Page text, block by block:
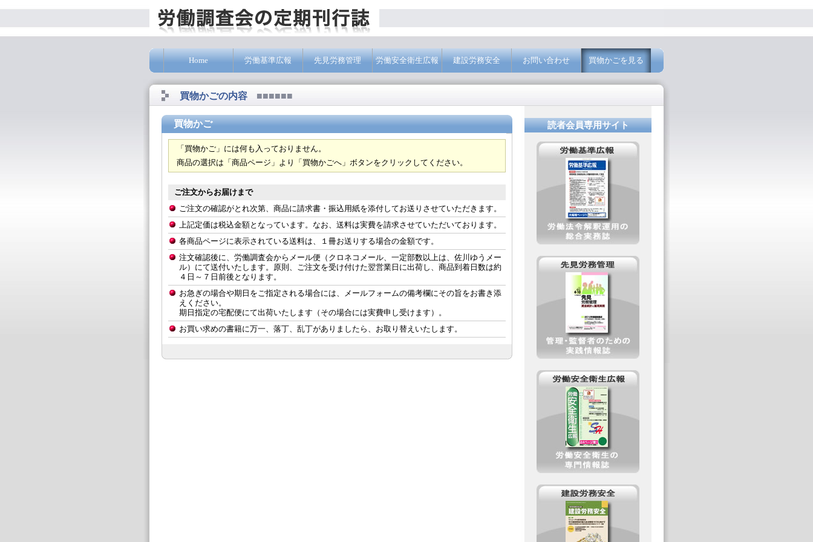
Home 労働基準広報 先見労務管理 労働安全衛生広報 建設労務安全 お問い合わせ 買物かごを見る
買物かごの内容 ■■■■■■
買物かご
「買物かご」には何も入っておりません。
商品の選択は「商品ページ」より「買物かごへ」ボタンをクリックしてください。
ご注文からお届けまで
ご注文の確認がとれ次第、商品に請求書・振込用紙を添付してお送りさせていただきます。
上記定価は税込金額となっています。なお、送料は実費を請求させていただいております。
各商品ページに表示されている送料は、１冊お送りする場合の金額です。
注文確認後に、労働調査会からメール便（クロネコメール、一定部数以上は、佐川ゆうメー
ル）にて送付いたします。原則、ご注文を受け付けた翌営業日に出荷し、商品到着日数は約
４日～７日前後となります。
お急ぎの場合や期日をご指定される場合には、メールフォームの備考欄にその旨をお書き添
えください。
期日指定の宅配便にて出荷いたします（その場合には実費申し受けます）。
お買い求めの書籍に万一、落丁、乱丁がありましたら、お取り替えいたします。
読者会員専用サイト